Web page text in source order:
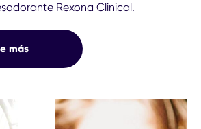
Rexona Clinical.
más